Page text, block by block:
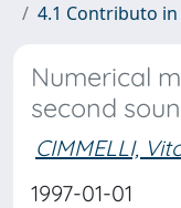
4.1 Contributo
Numerical
second
CIMMELLI,
1997-01-01